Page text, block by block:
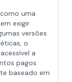
uma
exigir
versões
o
a
pagos
baseado em